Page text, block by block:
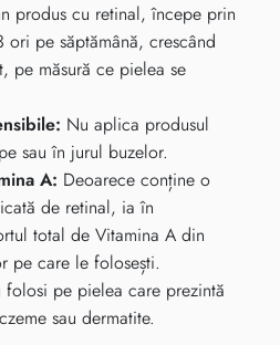
produs cu retinal, începe prin
ori pe săptămână, crescând
pe măsură ce pielea se
Nu aplica produsul
sau în jurul buzelor.
A: Deoarece conține o
de retinal, ia în
total de Vitamina A din
pe care le folosești.
folosi pe pielea care prezintă
sau dermatite.